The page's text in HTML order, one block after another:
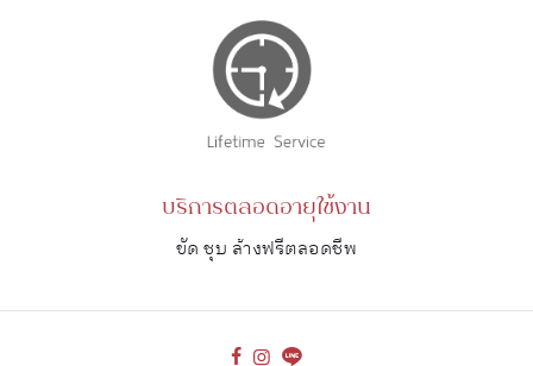
บริการตลอดอายุใช้งาน
ขัด ชุบ ล้างฟรีตลอดชีพ